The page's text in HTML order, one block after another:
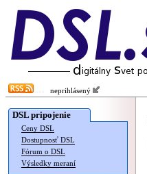
neprihlásený
DSL pripojenie
Ceny DSL
Dostupnosť DSL
Fórum o DSL
Výsledky meraní